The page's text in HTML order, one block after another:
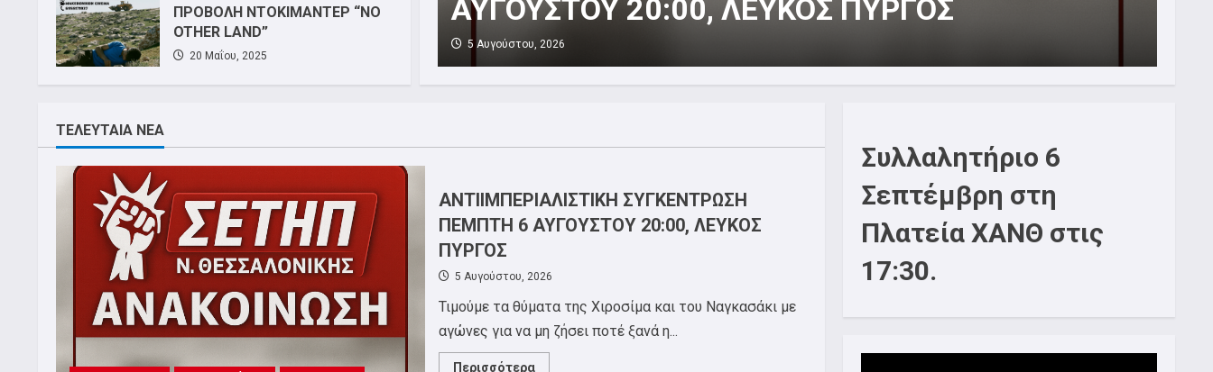
ΠΥΡΓΟΣ
στην Chubb
20 Ιουλίου, 2026
ΠΡΟΒΟΛΗ ΝΤΟΚΙΜΑΝΤΕΡ “NO
OTHER LAND”
20 Μαΐου, 2025
ΤΕΛΕΥΤΑΙΑ ΝΕΑ
ΑΝΤΙΙΜΠΕΡΙΑΛΙΣΤΙΚΗ ΣΥΓΚΕΝΤΡΩΣΗ
ΠΕΜΠΤΗ 6 ΑΥΓΟΥΣΤΟΥ 20:00, ΛΕΥΚΟΣ
ΠΥΡΓΟΣ
5 Αυγούστου, 2026
Τιμούμε τα θύματα της Χιροσίμα και του Ναγκασάκι με
αγώνες για να μη ζήσει ποτέ ξανά η...
ΠερισσότεραRead
Συλλαλητήριο 6
Σεπτέμβρη στη
Πλατεία ΧΑΝΘ στις
17:30.